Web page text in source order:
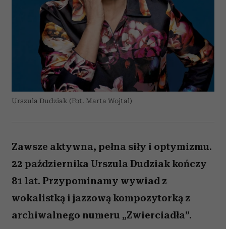
Urszula Dudziak (Fot. Marta Wojtal)
Zawsze aktywna, pełna siły i optymizmu.
22 października Urszula Dudziak kończy
81 lat. Przypominamy wywiad z
wokalistką i jazzową kompozytorką z
archiwalnego numeru „Zwierciadła”.